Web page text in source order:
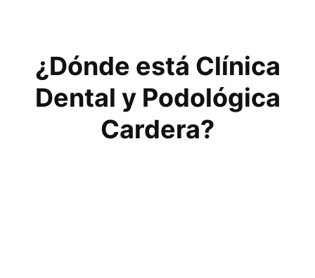
¿Dónde está Clínica
Dental y Podológica
Cardera?